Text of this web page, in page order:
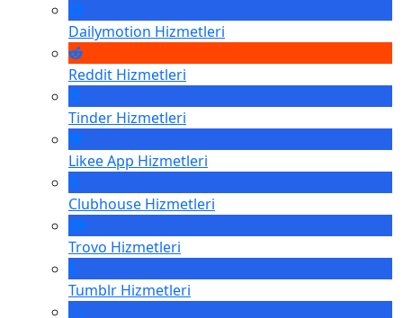
Dailymotion Hizmetleri
Reddit Hizmetleri
Tinder Hizmetleri
Likee App Hizmetleri
Clubhouse Hizmetleri
Trovo Hizmetleri
Tumblr Hizmetleri